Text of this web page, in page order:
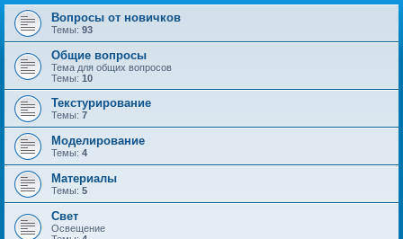
с
Вопросы от новичков
Темы: 93
Общие вопросы
Тема для общих вопросов
Темы: 10
Текстурирование
Темы: 7
Моделирование
Темы: 4
Материалы
Темы: 5
Свет
Освещение